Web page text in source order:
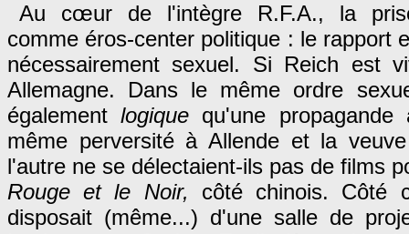
Au cœur de l'intègre R.F.A., la
comme éros-center politique : le rapport
nécessairement sexuel. Si Reich est
Allemagne. Dans le même ordre
égalementlogique qu'une
même perversité à Allende et la
l'autre ne se délectaient-ils pas de films
Rouge et le Noir, côté chinois. Côté
disposait (même...) d'une salle de